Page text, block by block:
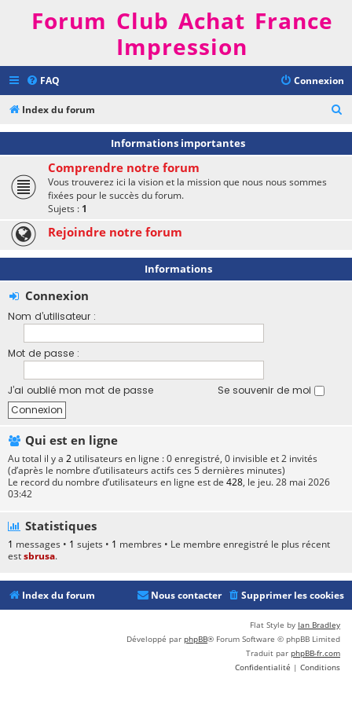
Forum Club Achat France
Impression
FAQ Connexion
Index du forum
e
Informations importantes
Comprendre notre forum
Vous trouverez ici la vision et la mission que nous nous sommes
fixées pour le succès du forum.
Sujets : 1
Rejoindre notre forum
Informations
Connexion
Nom d’utilisateur :
Mot de passe :
J’ai oublié mon mot de passe Se souvenir de moi
Qui est en ligne
Au total il y a 2 utilisateurs en ligne : 0 enregistré, 0 invisible et 2 invités
(d’après le nombre d’utilisateurs actifs ces 5 dernières minutes)
Le record du nombre d’utilisateurs en ligne est de 428, le jeu. 28 mai 2026
03:42
Statistiques
1 messages • 1 sujets • 1 membres • Le membre enregistré le plus récent
estsbrusa.
Index du forum Supprimer les cookies
Nous contacter
Flat Style by Ian Bradley
Développé par phpBB® Forum Software © phpBB Limited
Traduit par phpBB-fr.com
Confidentialité | Conditions